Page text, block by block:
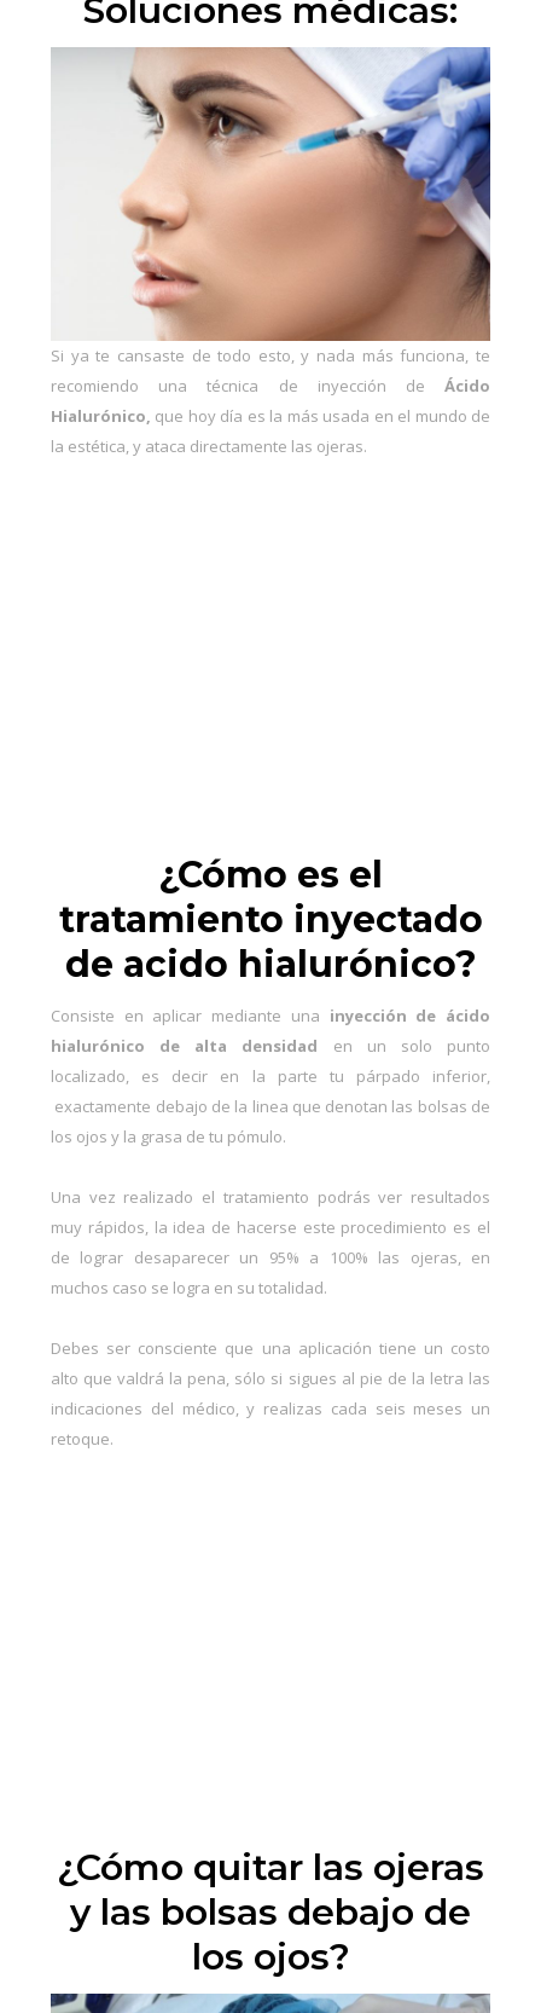
Soluciones médicas:
Si ya te cansaste de todo esto, y nada más funciona, te
recomiendo una técnica de inyección de Ácido
Hialurónico, que hoy día es la más usada en el mundo de
la estética, y ataca directamente las ojeras.
¿Cómo es el
tratamiento inyectado
de acido hialurónico?
Consiste en aplicar mediante una inyección de ácido
hialurónico de alta densidad en un solo punto
localizado, es decir en la parte tu párpado inferior,
exactamente debajo de la linea que denotan las bolsas de
los ojos y la grasa de tu pómulo.
Una vez realizado el tratamiento podrás ver resultados
muy rápidos, la idea de hacerse este procedimiento es el
de lograr desaparecer un 95% a 100% las ojeras, en
muchos caso se logra en su totalidad.
Debes ser consciente que una aplicación tiene un costo
alto que valdrá la pena, sólo si sigues al pie de la letra las
indicaciones del médico, y realizas cada seis meses un
retoque.
¿Cómo quitar las ojeras
y las bolsas debajo de
los ojos?